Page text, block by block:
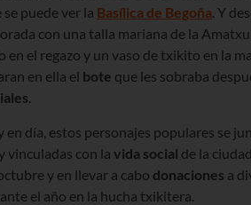
se puede ver la Basílica de Begoña. Y
con una talla mariana de la
en el regazo y un vaso de txikito en la
en ella el bote que les sobraba
.
en día, estos personajes populares se
vinculadas con la vida social de la
y en llevar a cabo donaciones a
el año en la hucha txikitera.